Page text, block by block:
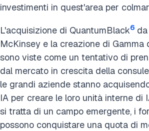
investimenti in quest'area per
L'acquisizione di QuantumBlack6
McKinsey e la creazione di Gamma
sono viste come un tentativo di
dal mercato in crescita della
le grandi aziende stanno
IA per creare le loro unità interne di
si tratta di un campo emergente, i
possono conquistare una quota di